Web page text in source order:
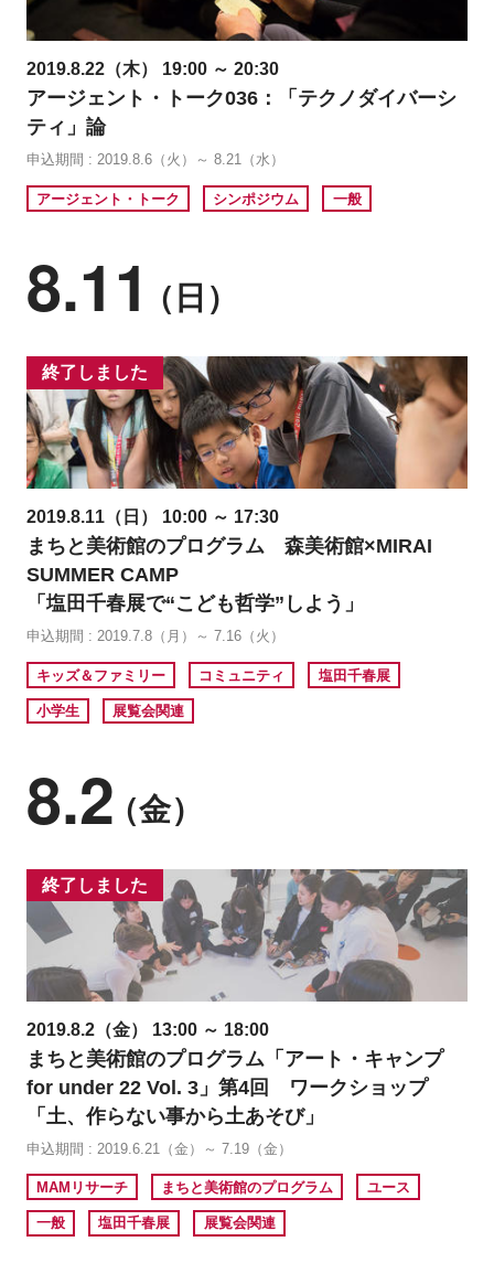
2019.8.22（木） 19:00 ～ 20:30
アージェント・トーク036：「テクノダイバーシ
ティ」論
申込期間 : 2019.8.6（火）～ 8.21（水）
アージェント・トーク シンポジウム 一般
8.11 （日）
終了しました
2019.8.11（日） 10:00 ～ 17:30
まちと美術館のプログラム 森美術館×MIRAI
SUMMER CAMP
「塩田千春展で“こども哲学”しよう」
申込期間 : 2019.7.8（月）～ 7.16（火）
キッズ＆ファミリー コミュニティ 塩田千春展
小学生 展覧会関連
8.2（金）
終了しました
2019.8.2（金） 13:00 ～ 18:00
まちと美術館のプログラム「アート・キャンプ
for under 22 Vol. 3」第4回 ワークショップ
「土、作らない事から土あそび」
申込期間 : 2019.6.21（金）～ 7.19（金）
MAMリサーチ まちと美術館のプログラム ユース
一般 塩田千春展 展覧会関連